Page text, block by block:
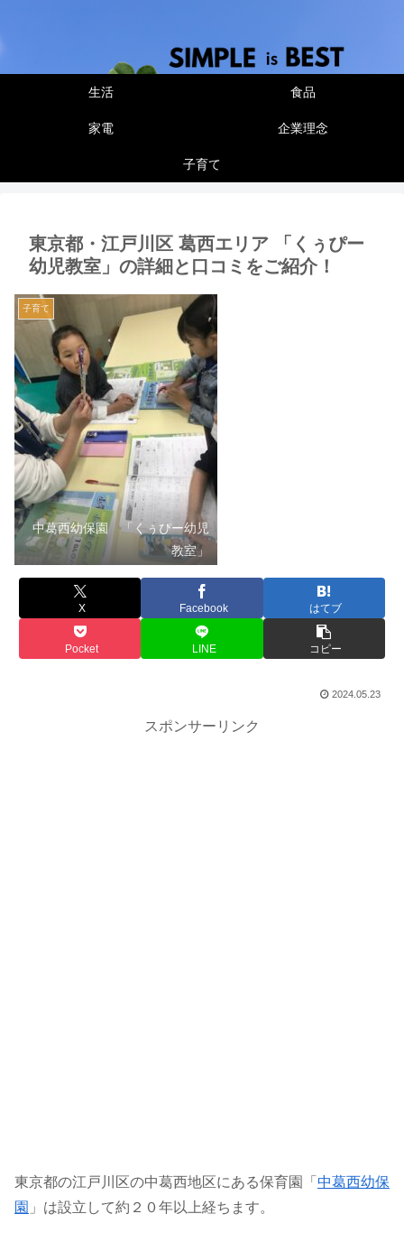
生活 食品
家電 企業理念
子育て
東京都・江戸川区 葛西エリア 「くぅぴー
幼児教室」の詳細と口コミをご紹介！
子育て
中葛西幼保園 「くぅぴー幼児
教室」
X Facebook はてブ
Pocket LINE コピー
2024.05.23
スポンサーリンク
東京都の江戸川区の中葛西地区にある保育園「 中葛西幼保
園 」は設立して約２０年以上経ちます。